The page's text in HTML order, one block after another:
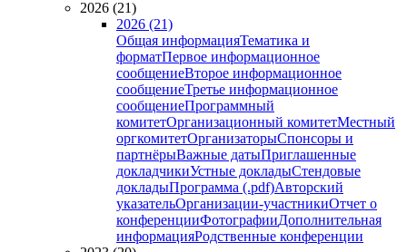
2026 (21)
2026 (21)
Общая информацияТематика и
форматПервое информационное
сообщениеВторое информационное
сообщениеТретье информационное
сообщениеПрограммный
комитетОрганизационный комитетМестный
оргкомитетОрганизаторыСпонсоры и
партнёрыВажные датыПриглашенные
докладчикиУстные докладыСтендовые
докладыПрограмма (.pdf)Авторский
указательОрганизации-участникиОтчет о
конференцииФотографииДополнительная
информацияРодственные конференции